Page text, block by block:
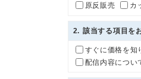
原反販売 カ
2. 該当する項目を
すぐに価格を知
配信内容につい